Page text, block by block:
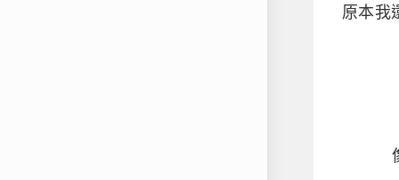
原本我